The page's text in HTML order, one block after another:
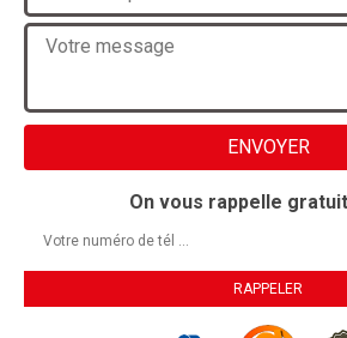
On vous rappelle